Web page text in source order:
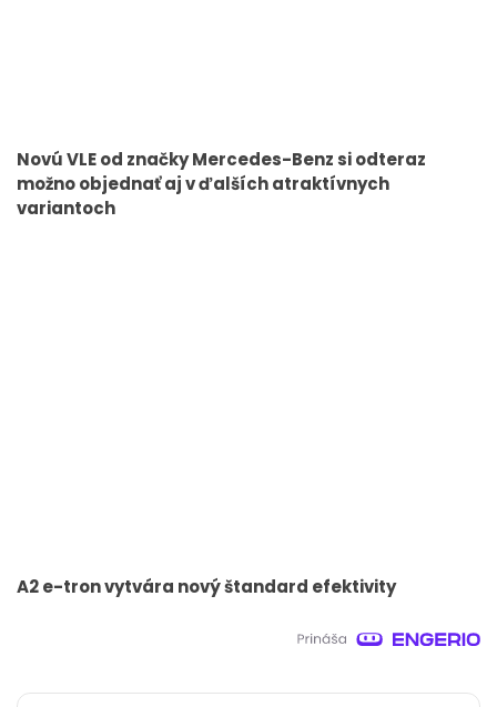
Novú VLE od značky Mercedes-Benz si odteraz
možno objednať aj v ďalších atraktívnych
variantoch
A2 e-tron vytvára nový štandard efektivity